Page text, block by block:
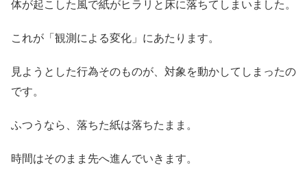
体が起こした風で紙がヒラリと床に落ちてしまいました。
これが「観測による変化」にあたります。
見ようとした行為そのものが、対象を動かしてしまったの
です。
ふつうなら、落ちた紙は落ちたまま。
時間はそのまま先へ進んでいきます。